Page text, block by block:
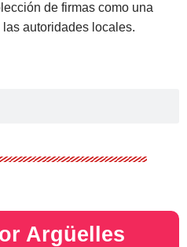
de firmas como una
las autoridades locales.
Argüelles​